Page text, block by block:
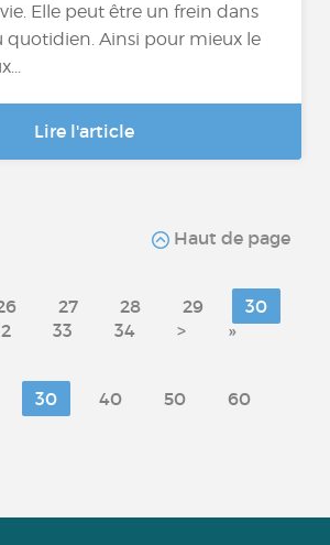
Elle peut être un frein dans
quotidien. Ainsi pour mieux le
Lire l'article
Haut de page
27 28 29
30
33 34 > »
30 40 50 60